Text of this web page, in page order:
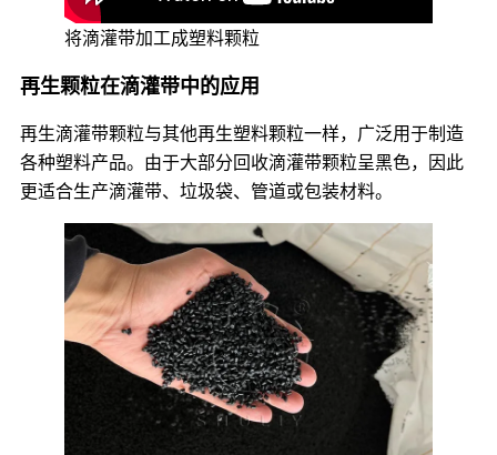
将滴灌带加工成塑料颗粒
再生颗粒在滴灌带中的应用
再生滴灌带颗粒与其他再生塑料颗粒一样，广泛用于制造
各种塑料产品。由于大部分回收滴灌带颗粒呈黑色，因此
更适合生产滴灌带、垃圾袋、管道或包装材料。